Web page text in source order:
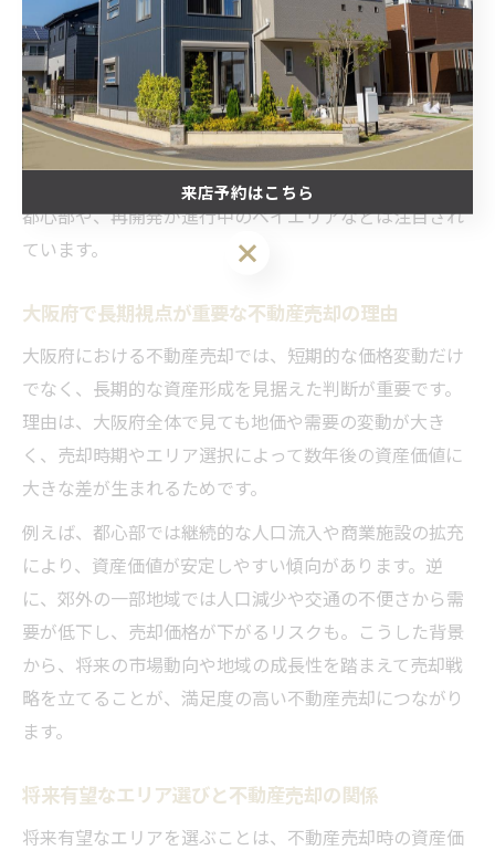
値が落ちにくいとされています。
一方で、人口減少や商業施設の撤退が進む地域では、売
却後に資産価値が下がるリスクも考慮しなければなりま
せん。こうしたリスクを回避するためには、エリアごと
の将来性や地域開発の計画など、市場動向を細かく分析
した上で売却先を選ぶことが肝心です。特に大阪市内の
都心部や、再開発が進行中のベイエリアなどは注目され
ています。
大阪府で長期視点が重要な不動産売却の理由
大阪府における不動産売却では、短期的な価格変動だけ
でなく、長期的な資産形成を見据えた判断が重要です。
理由は、大阪府全体で見ても地価や需要の変動が大き
く、売却時期やエリア選択によって数年後の資産価値に
大きな差が生まれるためです。
例えば、都心部では継続的な人口流入や商業施設の拡充
により、資産価値が安定しやすい傾向があります。逆
に、郊外の一部地域では人口減少や交通の不便さから需
要が低下し、売却価格が下がるリスクも。こうした背景
から、将来の市場動向や地域の成長性を踏まえて売却戦
略を立てることが、満足度の高い不動産売却につながり
ます。
将来有望なエリア選びと不動産売却の関係
将来有望なエリアを選ぶことは、不動産売却時の資産価
来店予約はこちら
来店予約はこちら